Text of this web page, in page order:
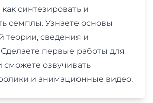
синтезировать и
семплы. Узнаете основы
теории, сведения и
первые работы для
сможете озвучивать
и анимационные видео.